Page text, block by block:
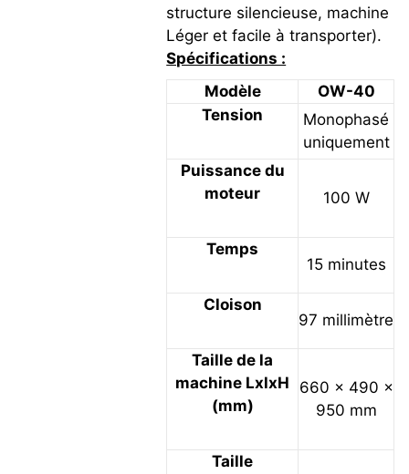
structure silencieuse, machine
Léger et facile à transporter).
Spécifications :
Modèle
OW-40
Tension
Monophasé
uniquement
Puissance du
moteur
100 W
Temps
15 minutes
Cloison
97 millimètre
Taille de la
machine LxlxH
(mm)
660 × 490 ×
950 mm
Taille